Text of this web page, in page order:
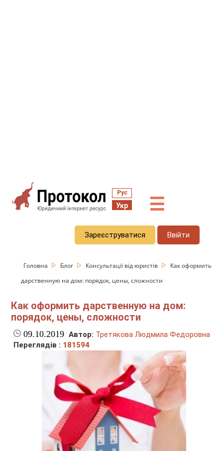
Рус
Укр ☰
Зареєструватися Ввійти
Головна Блог Консультації від юристів
Как оформить
дарственную на дом: порядок, цены, сложности
Как оформить дарственную на дом:
порядок, цены, сложности
09.10.2019 Автор: Третякова Людмила Федоровна
Переглядів : 181594